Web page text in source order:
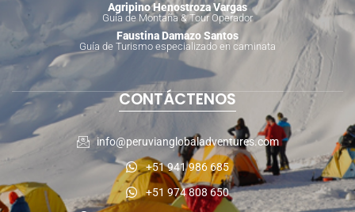
Agripino Henostroza Vargas
Guía de Montaña & Tour Operador
Faustina Damazo Santos
Guía de Turismo especializado en caminata
CONTÁCTENOS
info@peruvianglobaladventures.com
+51 941 986 685
+51 974 808 650